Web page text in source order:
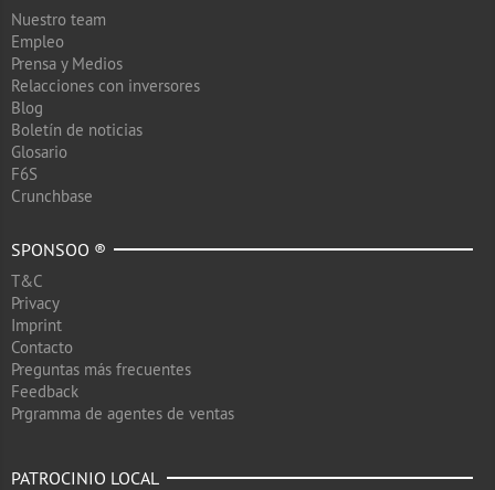
Nuestro team
Empleo
Prensa y Medios
Relacciones con inversores
Blog
Boletín de noticias
Glosario
F6S
Crunchbase
SPONSOO ®
T&C
Privacy
Imprint
Contacto
Preguntas más frecuentes
Feedback
Prgramma de agentes de ventas
PATROCINIO LOCAL